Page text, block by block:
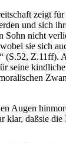
zeigt
und sich
nicht
sie sich
Z.11ff).
seine
Augen
daßsie